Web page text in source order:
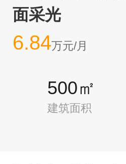
面采光
6.84万元/月
500㎡
建筑面积